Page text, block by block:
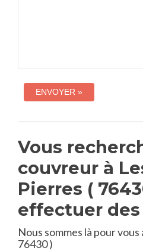
Vous
couvreur à
Pierres (
effectuer des
Nous sommes là pour
76430 )